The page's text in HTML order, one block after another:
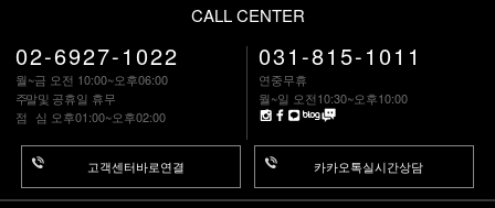
CALL CENTER
02-6927-1022
월~금 오전 10:00~오후06:00
주말및 공휴일 휴무
점 심 오후01:00~오후02:00
고객센터바로연결
031-815-1011
연중무휴
월~일 오전10:30~오후10:00
카카오톡실시간상담